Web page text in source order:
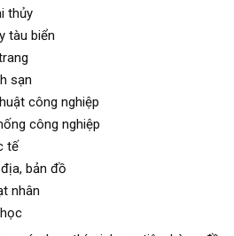
thủy
tàu biển
sạn
công nghiệp
công nghiệp
tế
bản đồ
nhân